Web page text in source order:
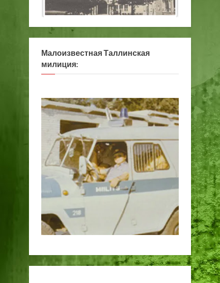
Малоизвестная Таллинская
милиция: